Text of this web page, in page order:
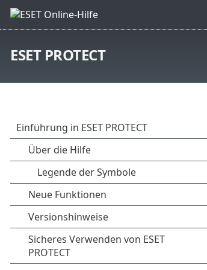
ESET PROTECT